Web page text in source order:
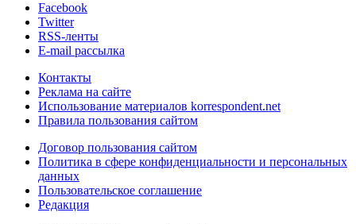
Facebook
Twitter
RSS-ленты
E-mail рассылка
Контакты
Реклама на сайте
Использование материалов korrespondent.net
Правила пользования сайтом
Договор пользования сайтом
Политика в сфере конфиденциальности и персональных
данных
Пользовательское соглашение
Редакция